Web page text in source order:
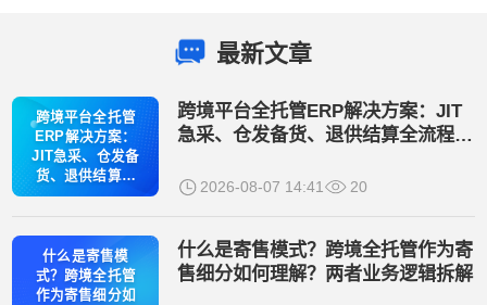
最新文章
跨境平台全托管
ERP解决方案：
JIT急采、仓发备
货、退供结算全
流程管控
跨境平台全托管ERP解决方案：JIT
急采、仓发备货、退供结算全流程管
2026-08-07 14:41 20
什么是寄售模
式？跨境全托管
作为寄售细分如
什么是寄售模式？跨境全托管作为寄
售细分如何理解？两者业务逻辑拆解